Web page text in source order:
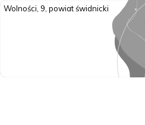
Wolności, 9, powiat świdnicki